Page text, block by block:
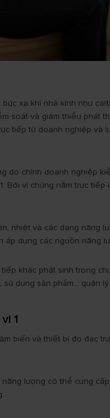
xạ khí nhà kính như
soát và giảm thiểu
tiếp từ doanh nghiệp
do chính doanh
vì chúng nằm trực
nhiệt và các dạng
dụng các nguồn
khác phát sinh trong
dụng sản phẩm...
1
biến và thiết bị đo đạc
lượng có thể cung